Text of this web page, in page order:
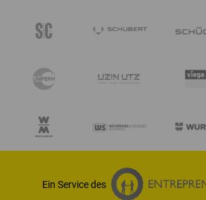
Ein Service des